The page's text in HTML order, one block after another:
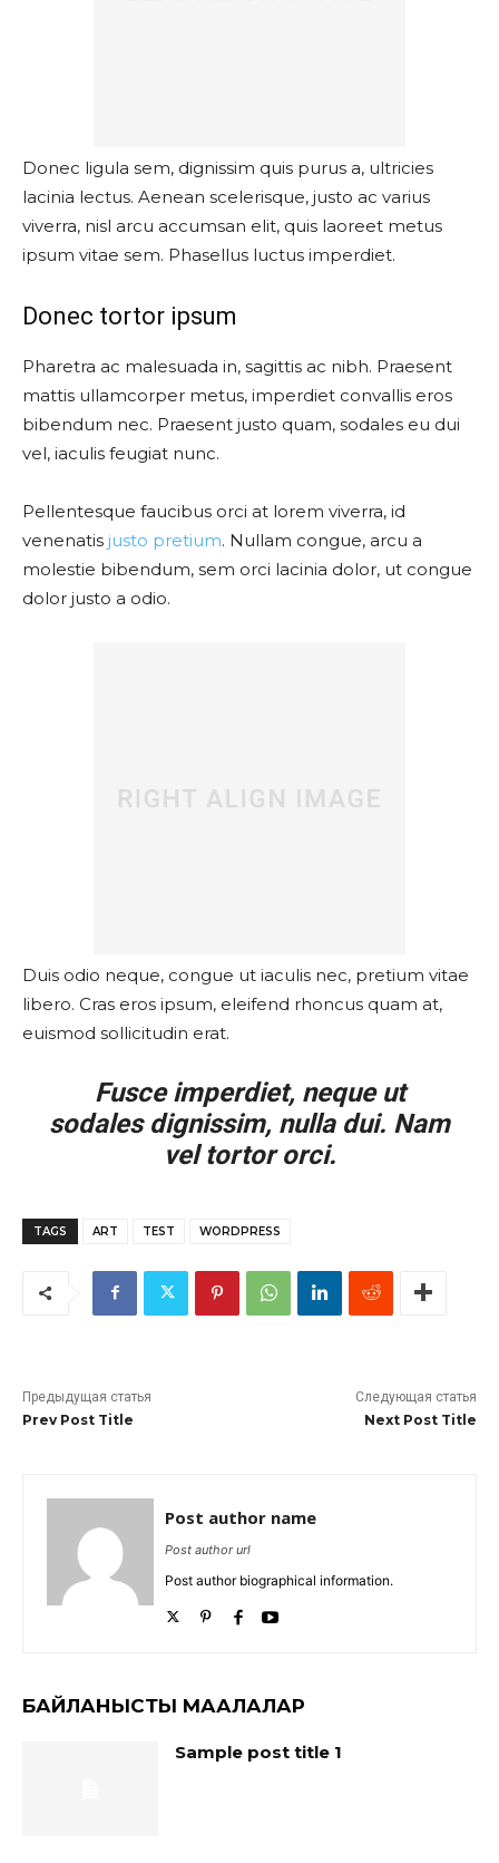
Donec ligula sem, dignissim quis purus a, ultricies
lacinia lectus. Aenean scelerisque, justo ac varius
viverra, nisl arcu accumsan elit, quis laoreet metus
ipsum vitae sem. Phasellus luctus imperdiet.
Donec tortor ipsum
Pharetra ac malesuada in, sagittis ac nibh. Praesent
mattis ullamcorper metus, imperdiet convallis eros
bibendum nec. Praesent justo quam, sodales eu dui
vel, iaculis feugiat nunc.
Pellentesque faucibus orci at lorem viverra, id
venenatis justo pretium. Nullam congue, arcu a
molestie bibendum, sem orci lacinia dolor, ut congue
dolor justo a odio.
Duis odio neque, congue ut iaculis nec, pretium vitae
libero. Cras eros ipsum, eleifend rhoncus quam at,
euismod sollicitudin erat.
Fusce imperdiet, neque ut
sodales dignissim, nulla dui. Nam
vel tortor orci.
TAGS ART TEST WORDPRESS
Предыдущая статья
Prev Post Title
Следующая статья
Next Post Title
Post author name
Post author url
Post author biographical information.
БАЙЛАНЫСТЫ МАҚАЛАЛАР
Sample post title 1